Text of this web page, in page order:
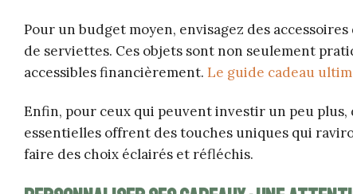
Pour un budget moyen, envisagez des
de serviettes. Ces objets sont non seulement
accessibles financièrement. Le guide cadeau
Enfin, pour ceux qui peuvent investir un peu
essentielles offrent des touches uniques qui
faire des choix éclairés et réfléchis.